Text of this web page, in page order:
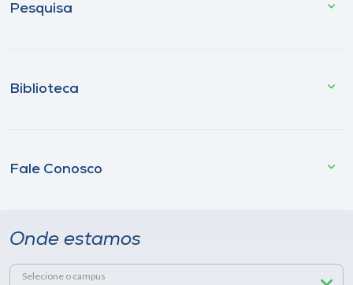
Pesquisa
Biblioteca
Fale Conosco
Onde estamos
Selecione o campus